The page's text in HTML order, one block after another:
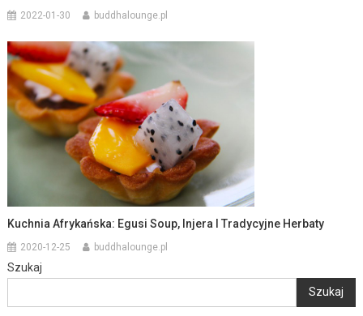
2022-01-30 buddhalounge.pl
Kuchnia Afrykańska: Egusi Soup, Injera I Tradycyjne Herbaty
2020-12-25 buddhalounge.pl
Szukaj
Szukaj